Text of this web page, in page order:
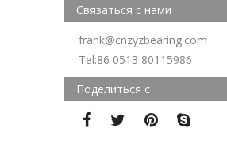
Связаться с нами
frank@cnzyzbearing.com
Tel:86 0513 80115986
Поделиться с